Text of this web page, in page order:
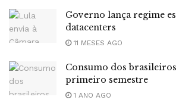
Governo lança regime
datacenters
11 MESES AGO
Consumo dos brasileiros
primeiro semestre
1 ANO AGO